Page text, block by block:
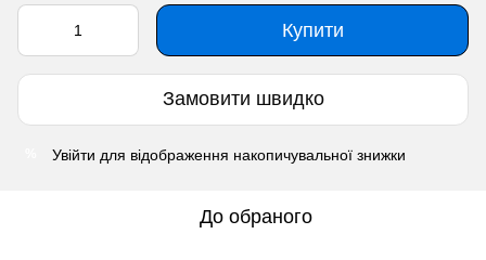
Купити
Замовити швидко
Увійти для відображення накопичувальної знижки
До обраного